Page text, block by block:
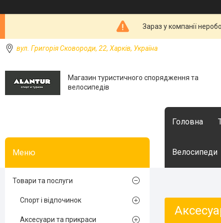
Зараз у компанії
вул. Григорія Сковороди, 22, Харків, Україна
Магазин туристичного спорядження та
велосипедів
Головна
Велосипеди
Товари та послуги
Спорт і відпочинок
Аксесуари та прикраси